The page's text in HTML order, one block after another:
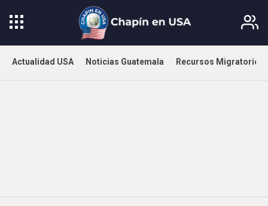
Actualidad USA Noticias Guatemala Recursos Migratorios